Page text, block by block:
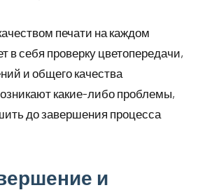
печати на каждом
в себя проверку цветопередачи,
и общего качества
какие-либо проблемы,
до завершения процесса
и